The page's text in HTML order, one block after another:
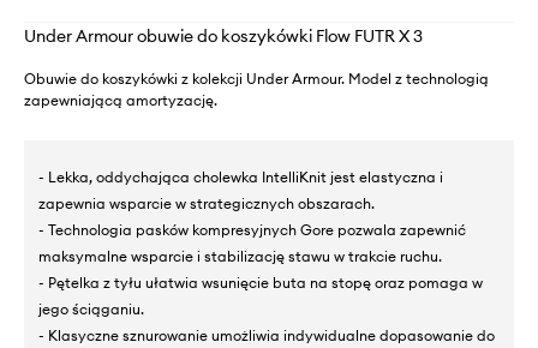
Under Armour obuwie do koszykówki Flow FUTR X 3
Obuwie do koszykówki z kolekcji Under Armour. Model z technologią
zapewniającą amortyzację.
- Lekka, oddychająca cholewka IntelliKnit jest elastyczna i
zapewnia wsparcie w strategicznych obszarach.
- Technologia pasków kompresyjnych Gore pozwala zapewnić
maksymalne wsparcie i stabilizację stawu w trakcie ruchu.
- Pętelka z tyłu ułatwia wsunięcie buta na stopę oraz pomaga w
jego ściąganiu.
- Klasyczne sznurowanie umożliwia indywidualne dopasowanie do